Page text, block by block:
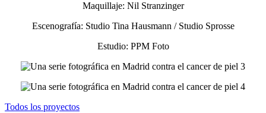
Maquillaje: Nil Stranzinger
Escenografía: Studio Tina Hausmann / Studio Sprosse
Estudio: PPM Foto
Todos los proyectos